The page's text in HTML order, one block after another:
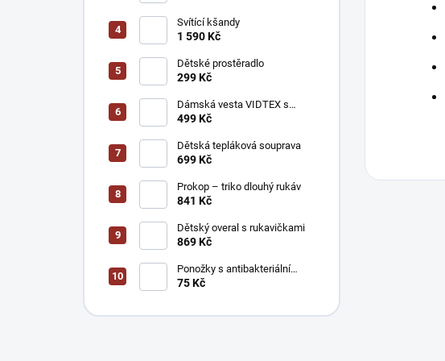
Svítící kšandy
1 590 Kč
Dětské prostěradlo
299 Kč
Dámská vesta VIDTEX s
reflexními prvky
499 Kč
Dětská tepláková souprava
699 Kč
Prokop – triko dlouhý rukáv
841 Kč
Dětský overal s rukavičkami
869 Kč
Ponožky s antibakteriální
úpravou stříbrem
75 Kč